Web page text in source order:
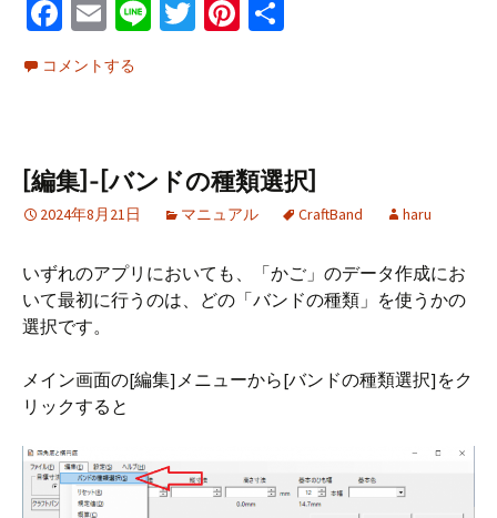
Fa
ce
b
k
E
m
ai
Li T
Pi
コメントする
[編集]-[バンドの種類選択]
2024年8月21日 マニュアル CraftBand haru
いずれのアプリにおいても、「かご」のデータ作成にお
いて最初に行うのは、どの「バンドの種類」を使うかの
選択です。
メイン画面の[編集]メニューから[バンドの種類選択]をク
リックすると